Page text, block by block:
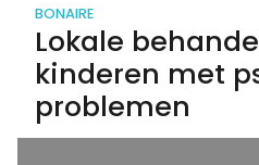
BONAIRE
Lokale
kinderen met
problemen